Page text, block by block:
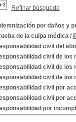
Refinar búsqueda
por daños y
de la culpa médica/
civil del
civil de los
civil de los
civil de
civil por
civil por
por